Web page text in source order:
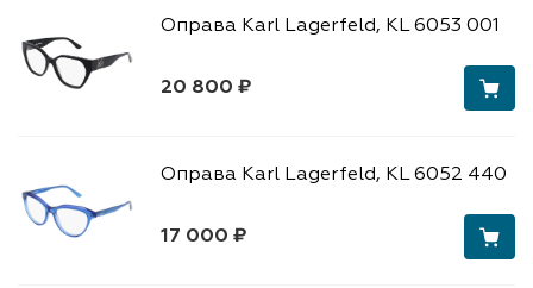
20 800 ₽
Оправа Karl Lagerfeld, KL 6053 001
17 000 ₽
Оправа Karl Lagerfeld, KL 6052 440